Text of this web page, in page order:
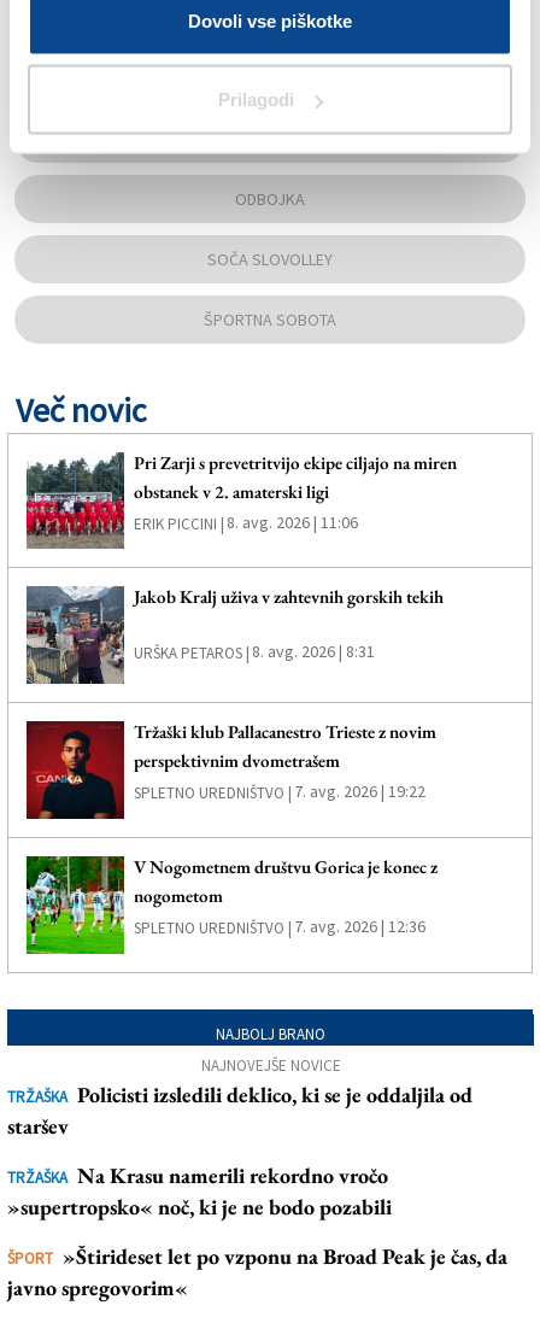
Dovoli vse piškotke
Prilagodi
AŠZ SOČA
NABREŽINA
ODBOJKA
SOČA SLOVOLLEY
ŠPORTNA SOBOTA
Več novic
Pri Zarji s prevetritvijo ekipe ciljajo na miren
obstanek v 2. amaterski ligi
ERIK PICCINI | 8. avg. 2026 | 11:06
Jakob Kralj uživa v zahtevnih gorskih tekih
URŠKA PETAROS | 8. avg. 2026 | 8:31
Tržaški klub Pallacanestro Trieste z novim
perspektivnim dvometrašem
SPLETNO UREDNIŠTVO | 7. avg. 2026 | 19:22
V Nogometnem društvu Gorica je konec z
nogometom
SPLETNO UREDNIŠTVO | 7. avg. 2026 | 12:36
NAJBOLJ BRANO
NAJNOVEJŠE NOVICE
TRŽAŠKA Policisti izsledili deklico, ki se je oddaljila od
staršev
TRŽAŠKA Na Krasu namerili rekordno vročo
»supertropsko« noč, ki je ne bodo pozabili
ŠPORT »Štirideset let po vzponu na Broad Peak je čas, da
javno spregovorim«